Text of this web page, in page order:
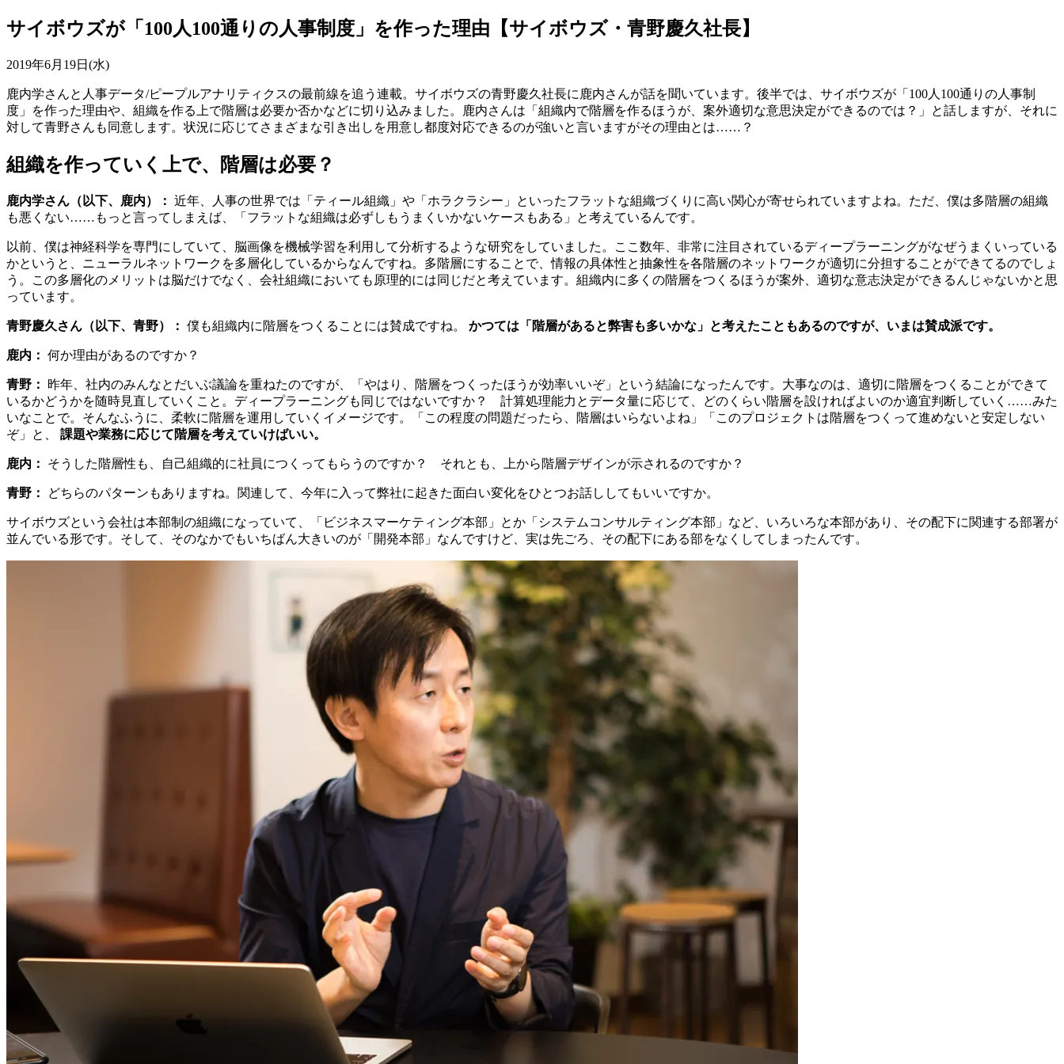
サイボウズが「100人100通りの人事制度」を作った理由【サイボウズ・青野慶久社長】
2019年6月19日(水)
鹿内学さんと人事データ/ピープルアナリティクスの最前線を追う連載。サイボウズの青野慶久社長に鹿内さんが話を聞いています。後半では、サイボウズが「100人100通りの人事制
度」を作った理由や、組織を作る上で階層は必要か否かなどに切り込みました。鹿内さんは「組織内で階層を作るほうが、案外適切な意思決定ができるのでは？」と話しますが、それに
対して青野さんも同意します。状況に応じてさまざまな引き出しを用意し都度対応できるのが強いと言いますがその理由とは……？
組織を作っていく上で、階層は必要？
鹿内学さん（以下、鹿内）： 近年、人事の世界では「ティール組織」や「ホラクラシー」といったフラットな組織づくりに高い関心が寄せられていますよね。ただ、僕は多階層の組織
も悪くない……もっと言ってしまえば、「フラットな組織は必ずしもうまくいかないケースもある」と考えているんです。
以前、僕は神経科学を専門にしていて、脳画像を機械学習を利用して分析するような研究をしていました。ここ数年、非常に注目されているディープラーニングがなぜうまくいっている
かというと、ニューラルネットワークを多層化しているからなんですね。多階層にすることで、情報の具体性と抽象性を各階層のネットワークが適切に分担することができてるのでしょ
う。この多層化のメリットは脳だけでなく、会社組織においても原理的には同じだと考えています。組織内に多くの階層をつくるほうが案外、適切な意志決定ができるんじゃないかと思
っています。
青野慶久さん（以下、青野）： 僕も組織内に階層をつくることには賛成ですね。 かつては「階層があると弊害も多いかな」と考えたこともあるのですが、いまは賛成派です。
鹿内： 何か理由があるのですか？
青野：
昨年、社内のみんなとだいぶ議論を重ねたのですが、「やはり、階層をつくったほうが効率いいぞ」という結論になったんです。大事なのは、適切に階層をつくることができて
いるかどうかを随時見直していくこと。ディープラーニングも同じではないですか？ 計算処理能力とデータ量に応じて、どのくらい階層を設ければよいのか適宜判断していく……みた
いなことで。そんなふうに、柔軟に階層を運用していくイメージです。「この程度の問題だったら、階層はいらないよね」「このプロジェクトは階層をつくって進めないと安定しない
ぞ」と、 課題や業務に応じて階層を考えていけばいい。
鹿内： そうした階層性も、自己組織的に社員につくってもらうのですか？ それとも、上から階層デザインが示されるのですか？
青野： どちらのパターンもありますね。関連して、今年に入って弊社に起きた面白い変化をひとつお話ししてもいいですか。
サイボウズという会社は本部制の組織になっていて、「ビジネスマーケティング本部」とか「システムコンサルティング本部」など、いろいろな本部があり、その配下に関連する部署が
並んでいる形です。そして、そのなかでもいちばん大きいのが「開発本部」なんですけど、実は先ごろ、その配下にある部をなくしてしまったんです。